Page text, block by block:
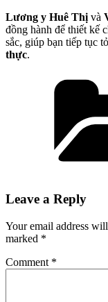
Lương y Huê Thị và
đồng hành để thiết kế
sắc, giúp bạn tiếp tục
thực.
Leave a Reply
Your email address
marked *
Comment *